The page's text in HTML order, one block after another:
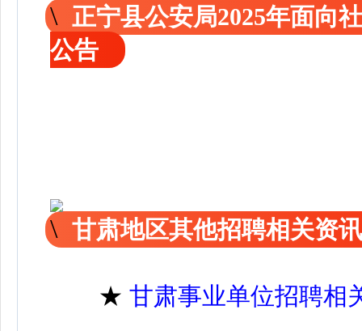
正宁县公安局2025年面向
公告
甘肃地区其他招聘相关资
★ 甘肃事业单位招聘相